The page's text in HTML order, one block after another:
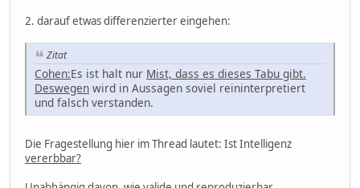
2. darauf etwas differenzierter eingehen:
Zitat
Cohen:Es ist halt nur Mist, dass es dieses Tabu gibt.
Deswegen wird in Aussagen soviel reininterpretiert
und falsch verstanden.
Die Fragestellung hier im Thread lautet: Ist Intelligenz
vererbbar?